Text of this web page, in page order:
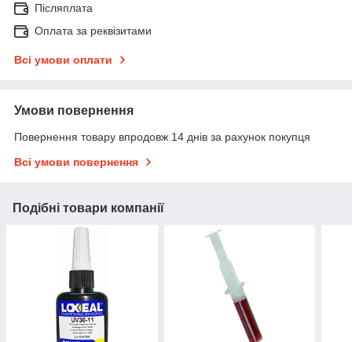
Післяплата
Оплата за реквізитами
Всі умови оплати
Умови повернення
Повернення товару впродовж 14 днів за рахунок покупця
Всі умови повернення
Подібні товари компанії